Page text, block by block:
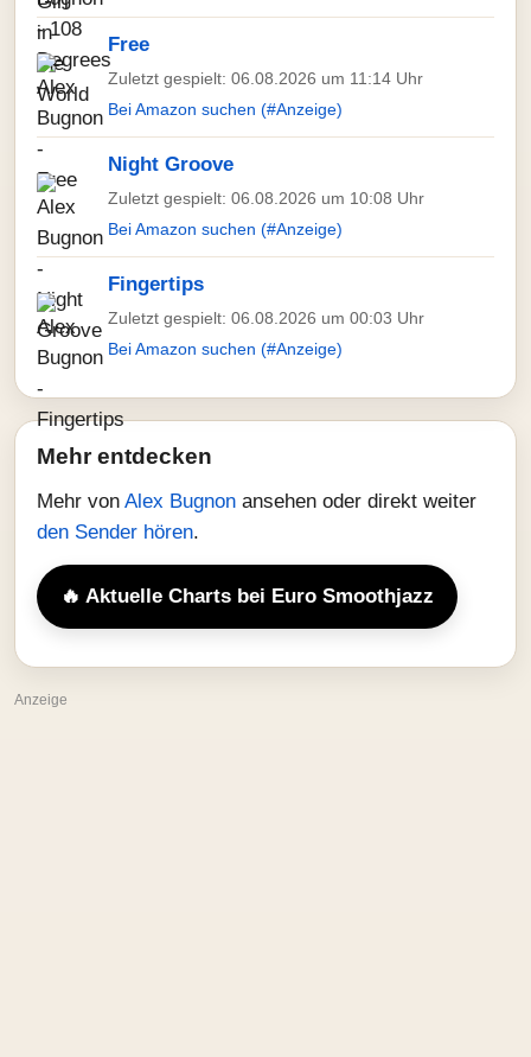
Free
Zuletzt gespielt: 06.08.2026 um 11:14 Uhr
Bei Amazon suchen (#Anzeige)
Night Groove
Zuletzt gespielt: 06.08.2026 um 10:08 Uhr
Bei Amazon suchen (#Anzeige)
Fingertips
Zuletzt gespielt: 06.08.2026 um 00:03 Uhr
Bei Amazon suchen (#Anzeige)
Mehr entdecken
Mehr von Alex Bugnon ansehen oder direkt weiter
den Sender hören.
🔥 Aktuelle Charts bei Euro Smoothjazz
Anzeige